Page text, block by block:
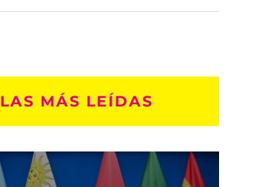
LAS MÁS LEÍDAS